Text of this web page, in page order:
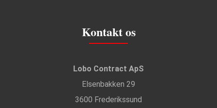
Kontakt os
Lobo Contract ApS
Elsenbakken 29
3600 Frederikssund